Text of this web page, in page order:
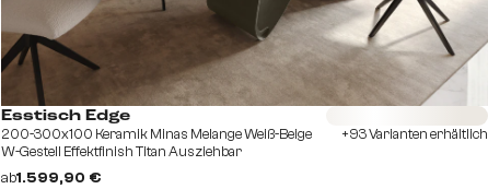
Esstisch Edge
200-300x100 Keramik Minas Melange Weiß-Beige
W-Gestell Effektfinish Titan Ausziehbar
ab1.599,90 €
Sofort versandfertig
+93 Varianten erhältlich